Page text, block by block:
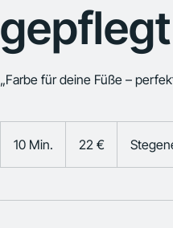
gepflegt
„Farbe für deine Füße –
10 Min.
0
i
22 €